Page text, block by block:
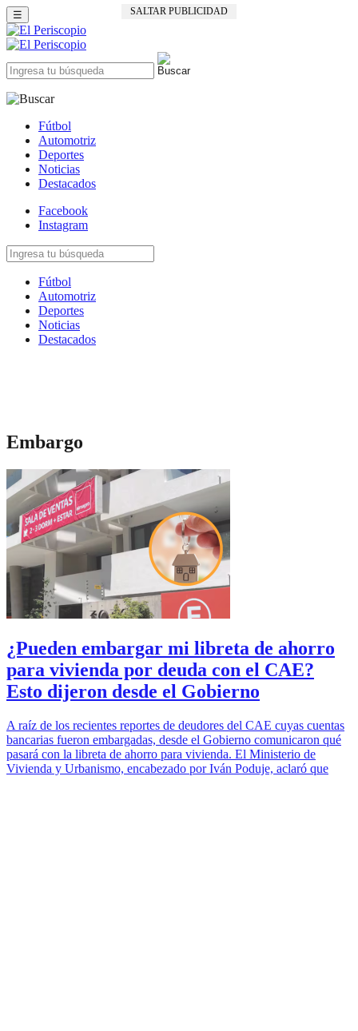
SALTAR PUBLICIDAD
☰
Fútbol
Automotriz
Deportes
Noticias
Destacados
Facebook
Instagram
Fútbol
Automotriz
Deportes
Noticias
Destacados
Embargo
¿Pueden embargar mi libreta de ahorro
para vivienda por deuda con el CAE?
Esto dijeron desde el Gobierno
A raíz de los recientes reportes de deudores del CAE cuyas cuentas
bancarias fueron embargadas, desde el Gobierno comunicaron qué
pasará con la libreta de ahorro para vivienda. El Ministerio de
Vivienda y Urbanismo, encabezado por Iván Poduje, aclaró que